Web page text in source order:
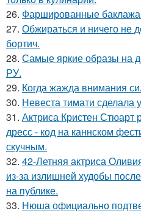
26. Фаршированные
27. Обжираться и ничего не
бортич.
28. Самые яркие образы на
РУ.
29. Когда жажда внимания
30. Невеста тимати сделала
31. Актриса Кристен Стюарт
дресс - код на каннском
скучным.
32. 42-Летняя актриса
из-за излишней худобы
на публике.
33. Нюша официально